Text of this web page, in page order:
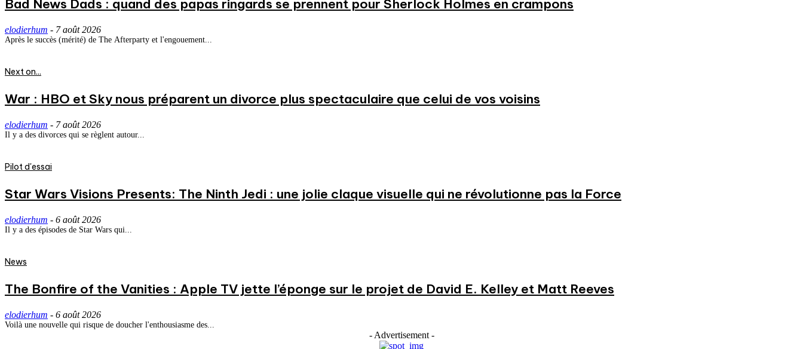
Bad News Dads : quand des papas ringards se prennent pour Sherlock Holmes en crampons
elodierhum - 7 août 2026
Après le succès (mérité) de The Afterparty et l'engouement...
Next on...
War : HBO et Sky nous préparent un divorce plus spectaculaire que celui de vos voisins
elodierhum - 7 août 2026
Il y a des divorces qui se règlent autour...
Pilot d'essai
Star Wars Visions Presents: The Ninth Jedi : une jolie claque visuelle qui ne révolutionne pas la Force
elodierhum - 6 août 2026
Il y a des épisodes de Star Wars qui...
News
The Bonfire of the Vanities : Apple TV jette l’éponge sur le projet de David E. Kelley et Matt Reeves
elodierhum - 6 août 2026
Voilà une nouvelle qui risque de doucher l'enthousiasme des...
- Advertisement -